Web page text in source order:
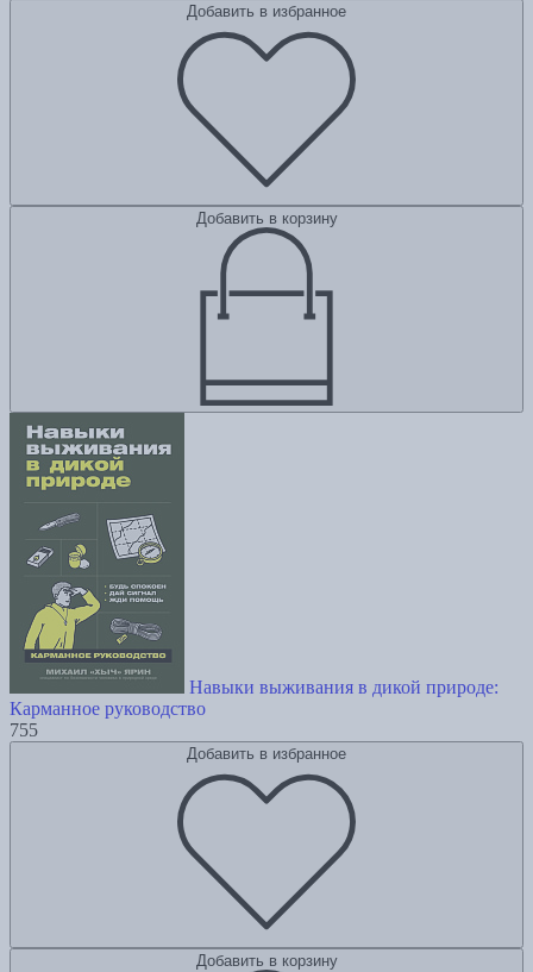
Добавить в избранное
Добавить в корзину
Навыки выживания в дикой природе:
Карманное руководство
755
Добавить в избранное
Добавить в корзину